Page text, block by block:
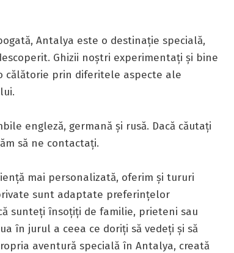
Antalya este o destinație specială,
Ghizii noștri experimentați și bine
călătorie prin diferitele aspecte ale
engleză, germană și rusă. Dacă căutați
să ne contactați.
mai personalizată, oferim și tururi
sunt adaptate preferințelor
sunteți însoțiți de familie, prieteni sau
în jurul a ceea ce doriți să vedeți și să
aventură specială în Antalya, creată